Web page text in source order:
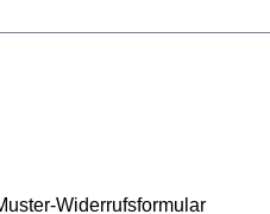
Widerrufsformular